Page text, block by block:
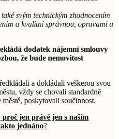
svým technickým zhodnocením
a kvalitní správnou, opravami a
dodatek nájemní smlouvy
že bude nemovitost
a dokládali veškerou svou
vždy se chovali standardně
poskytovali součinnost.
proč jen právě jen s naším
jednáno?